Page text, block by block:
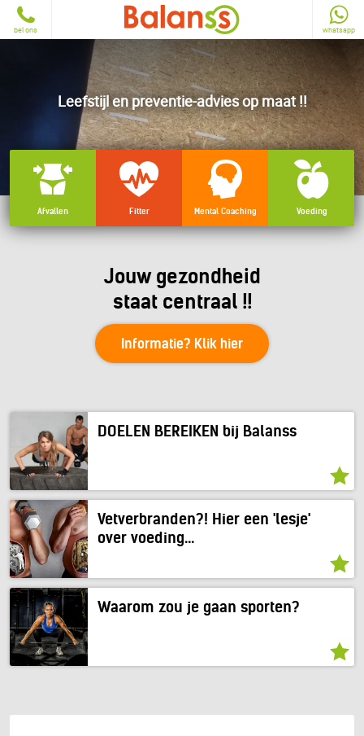
whatsapp
bel ons
Leefstijl en preventie-advies op maat !!
Afvallen Fitter Mental Coaching Voeding
Jouw gezondheid
staat centraal !!
Informatie? Klik hier
DOELEN BEREIKEN bij Balanss
Vetverbranden?! Hier een 'lesje'
over voeding...
Waarom zou je gaan sporten?